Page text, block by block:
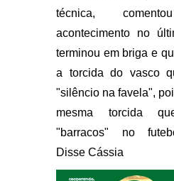
técnica,
acontecimento no
terminou em briga e
a torcida do vasco
"silêncio na favela",
mesma torcida
"barracos" no
Disse Cássia